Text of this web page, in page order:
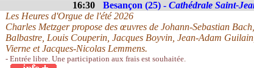
16:30 Besançon (25) - Cathédrale Saint-
Les Heures d'Orgue de l'été 2026
Charles Metzger propose des œuvres de Johann-Sebastian
Balbastre, Louis Couperin, Jacques Boyvin, Jean-Adam
Vierne et Jacques-Nicolas Lemmens.
- Entrée libre. Une participation aux frais est souhaitée.